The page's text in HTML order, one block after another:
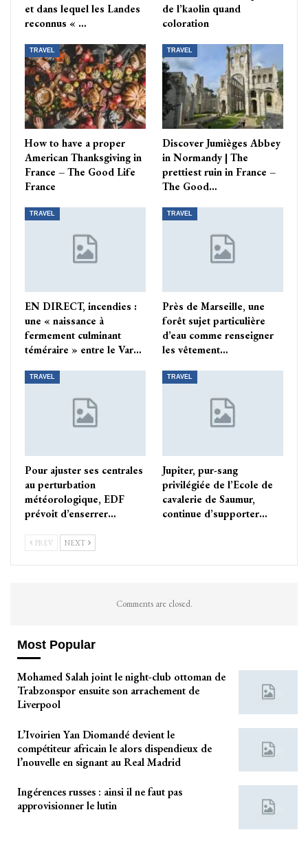
et dans lequel les Landes
reconnus « …
de l’kaolin quand
coloration
TRAVEL
How to have a proper
American Thanksgiving in
France – The Good Life
France
TRAVEL
Discover Jumièges Abbey
in Normandy | The
prettiest ruin in France –
The Good…
TRAVEL
EN DIRECT, incendies :
une « naissance à
fermement culminant
téméraire » entre le Var…
TRAVEL
Près de Marseille, une
forêt sujet particulière
d’eau comme renseigner
les vêtement…
TRAVEL
Pour ajuster ses centrales
au perturbation
météorologique, EDF
prévoit d’enserrer…
TRAVEL
Jupiter, pur-sang
privilégiée de l’Ecole de
cavalerie de Saumur,
continue d’supporter…
PREV NEXT
Comments are closed.
Most Popular
Mohamed Salah joint le night-club ottoman de
Trabzonspor ensuite son arrachement de
Liverpool
L’Ivoirien Yan Diomandé devient le
compétiteur africain le alors dispendieux de
l’nouvelle en signant au Real Madrid
Ingérences russes : ainsi il ne faut pas
approvisionner le lutin